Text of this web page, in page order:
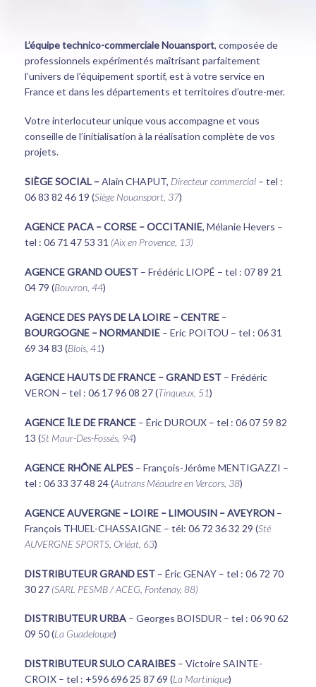
L’équipe technico-commerciale Nouansport, composée de
professionnels expérimentés maîtrisant parfaitement
l’univers de l’équipement sportif, est à votre service en
France et dans les départements et territoires d’outre-mer.
Votre interlocuteur unique vous accompagne et vous
conseille de l’initialisation à la réalisation complète de vos
projets.
SIÈGE SOCIAL –Alain CHAPUT, Directeur commercial– tel :
06 83 82 46 19 (Siège Nouansport, 37)
AGENCE PACA – CORSE – OCCITANIE, Mélanie Hevers –
tel : 06 71 47 53 31 (Aix en Provence, 13)
AGENCE GRAND OUEST– Frédéric LIOPÉ – tel : 07 89 21
04 79 (Bouvron, 44)
AGENCE DES PAYS DE LA LOIRE – CENTRE–
BOURGOGNE – NORMANDIE– Eric POITOU – tel : 06 31
69 34 83 (Blois, 41)
AGENCE HAUTS DE FRANCE – GRAND EST– Frédéric
VERON – tel : 06 17 96 08 27 (Tinqueux, 51)
AGENCE ÎLE DE FRANCE– Éric DUROUX – tel : 06 07 59 82
13 (St Maur-Des-Fossés, 94)
AGENCE RHÔNE ALPES – François-Jérôme MENTIGAZZI –
tel : 06 33 37 48 24 (Autrans Méaudre en Vercors, 38)
AGENCE AUVERGNE – LOIRE – LIMOUSIN – AVEYRON–
François THUEL-CHASSAIGNE – tél: 06 72 36 32 29 (Sté
AUVERGNE SPORTS, Orléat, 63)
DISTRIBUTEUR GRAND EST – Éric GENAY – tel : 06 72 70
30 27 (SARL PESMB / ACEG, Fontenay, 88)
DISTRIBUTEUR URBA– Georges BOISDUR – tel : 06 90 62
09 50 (La Guadeloupe)
DISTRIBUTEUR SULO CARAIBES– Victoire SAINTE-
CROIX – tel : +596 696 25 87 69 (La Martinique)